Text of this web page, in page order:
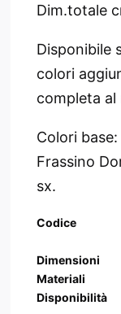
Dim.totale
Disponibile
colori
completa
Colori
Frassino
sx.
Codice
Dimensioni
Materiali
Disponibilità